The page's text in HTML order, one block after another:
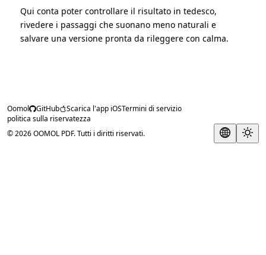
Qui conta poter controllare il risultato in tedesco,
rivedere i passaggi che suonano meno naturali e
salvare una versione pronta da rileggere con calma.
Oomol GitHub Scarica l'app iOSTermini di servizio
politica sulla riservatezza
© 2026 OOMOL PDF. Tutti i diritti riservati.